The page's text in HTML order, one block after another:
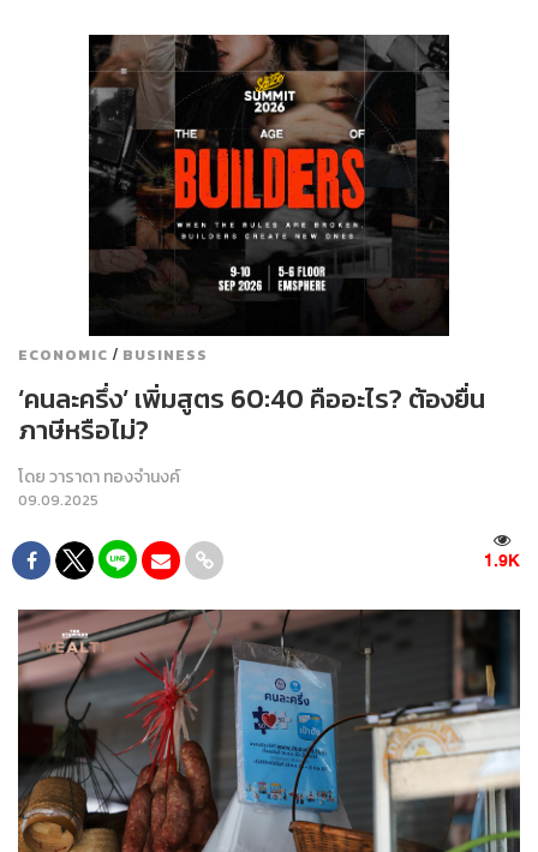
ECONOMIC / BUSINESS
‘คนละครึ่ง’ เพิ่มสูตร 60:40 คืออะไร? ต้องยื่น
ภาษีหรือไม่?
โดยวาราดา ทองจำนงค์
09.09.2025
1.9K